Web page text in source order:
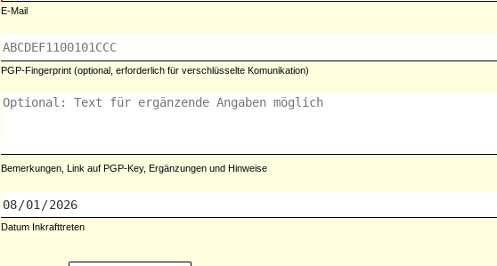
E-Mail
PGP-Fingerprint (optional, erforderlich für verschlüsselte Komunikation)
Bemerkungen, Link auf PGP-Key, Ergänzungen und Hinweise
Datum Inkrafttreten